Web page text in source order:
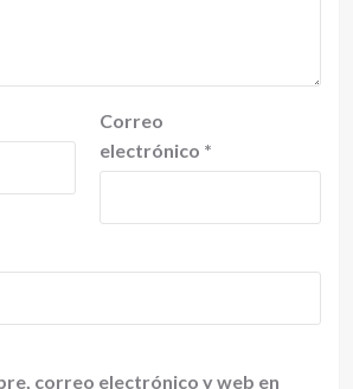
Correo
electrónico *
correo electrónico y web en